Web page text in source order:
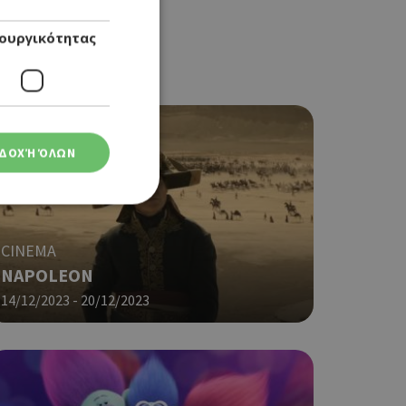
CINEMA
NAPOLEON
14/12/2023 - 20/12/2023
ΌΛΩΝ
λογαριασμού. Ο
Google